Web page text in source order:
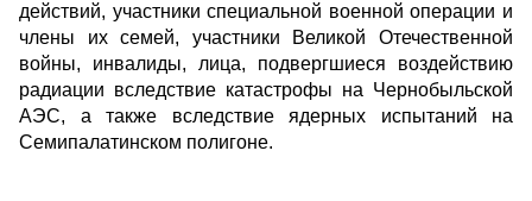
действий, участники специальной военной операции и
члены их семей, участники Великой Отечественной
войны, инвалиды, лица, подвергшиеся воздействию
радиации вследствие катастрофы на Чернобыльской
АЭС, а также вследствие ядерных испытаний на
Семипалатинском полигоне.